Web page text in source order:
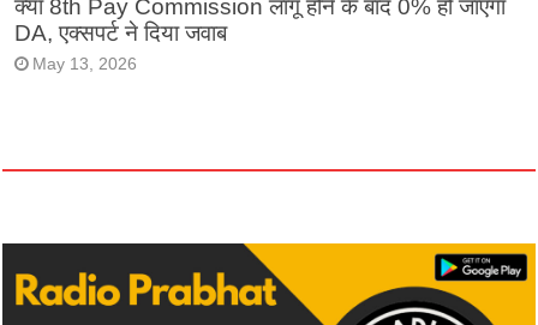
क्या 8th Pay Commission लागू होने के बाद 0% हो जाएगा
DA, एक्सपर्ट ने दिया जवाब
May 13, 2026